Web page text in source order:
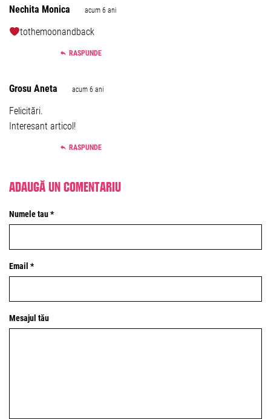
Nechita Monica acum 6 ani
tothemoonandback
RASPUNDE
Grosu Aneta acum 6 ani
Felicitări.
Interesant articol!
RASPUNDE
Adaugă un comentariu
Numele tau *
Email *
Mesajul tău